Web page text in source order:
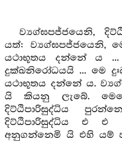
ව්‍යග්ඝපජ්ජයෙනි,
යත්: ව්‍යග්ඝපජ්ජයෙනි,
යථාභූතය දන්නේ ය
දුක්ඛනිරෝධයයි ... මෙ
යථාභූතය දන්නේ ය.
යි කියනු ලැබේ.
දිට්ඨිපාරිසුද්ධිය
දිට්ඨිපාරිසුද්ධිය එ
අනුගන්නෙමි යි එහි යම්